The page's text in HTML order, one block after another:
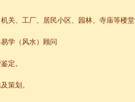
关、工厂、居民小区、园林、寺庙等楼堂
学（风水）顾问
定。
策划。